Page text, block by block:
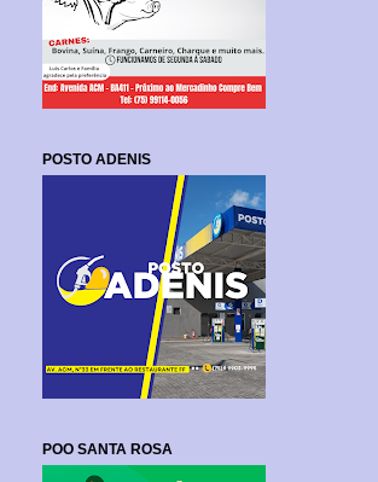
POSTO ADENIS
POO SANTA ROSA